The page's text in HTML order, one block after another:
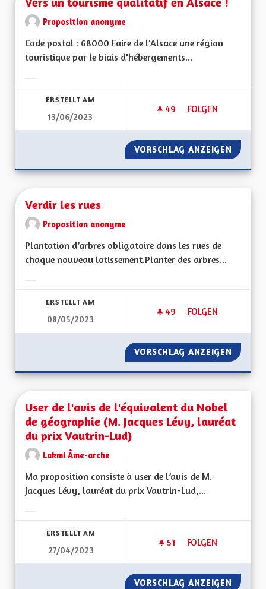
Proposition anonyme
Code postal : 68000 Faire de l'Alsace une région
touristique par le biais d'hébergements...
ERSTELLT AM
13/06/2023
49 49 FOLLOWER
FOLGEN
VERS UN
VORSCHLAG ANZEIGEN VERS
Verdir les rues
Proposition anonyme
Plantation d’arbres obligatoire dans les rues de
chaque nouveau lotissement.Planter des arbres...
ERSTELLT AM
08/05/2023
49 49 FOLLOWER
FOLGEN
VERDIR LES RUES
VORSCHLAG ANZEIGEN
User de l'avis de l'équivalent du Nobel
de géographie (M. Jacques Lévy, lauréat
du prix Vautrin-Lud)
Lakmi Âme-arche
Ma proposition consiste à user de l’avis de M.
Jacques Lévy, lauréat du prix Vautrin-Lud,...
ERSTELLT AM
27/04/2023
51 51 FOLLOWER
FOLGEN
USER DE L'AVIS
VORSCHLAG ANZEIGEN USER